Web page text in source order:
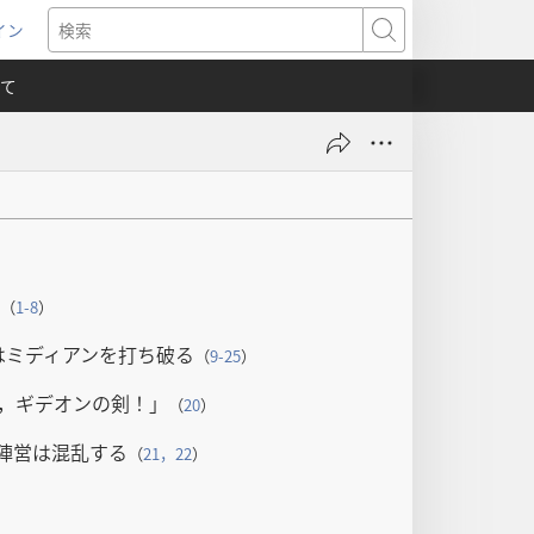
ン
検
索
（1-8）
ディアンを打ち破る （9-25）
ギデオンの剣！」 （20）
営は混乱する （21，22）